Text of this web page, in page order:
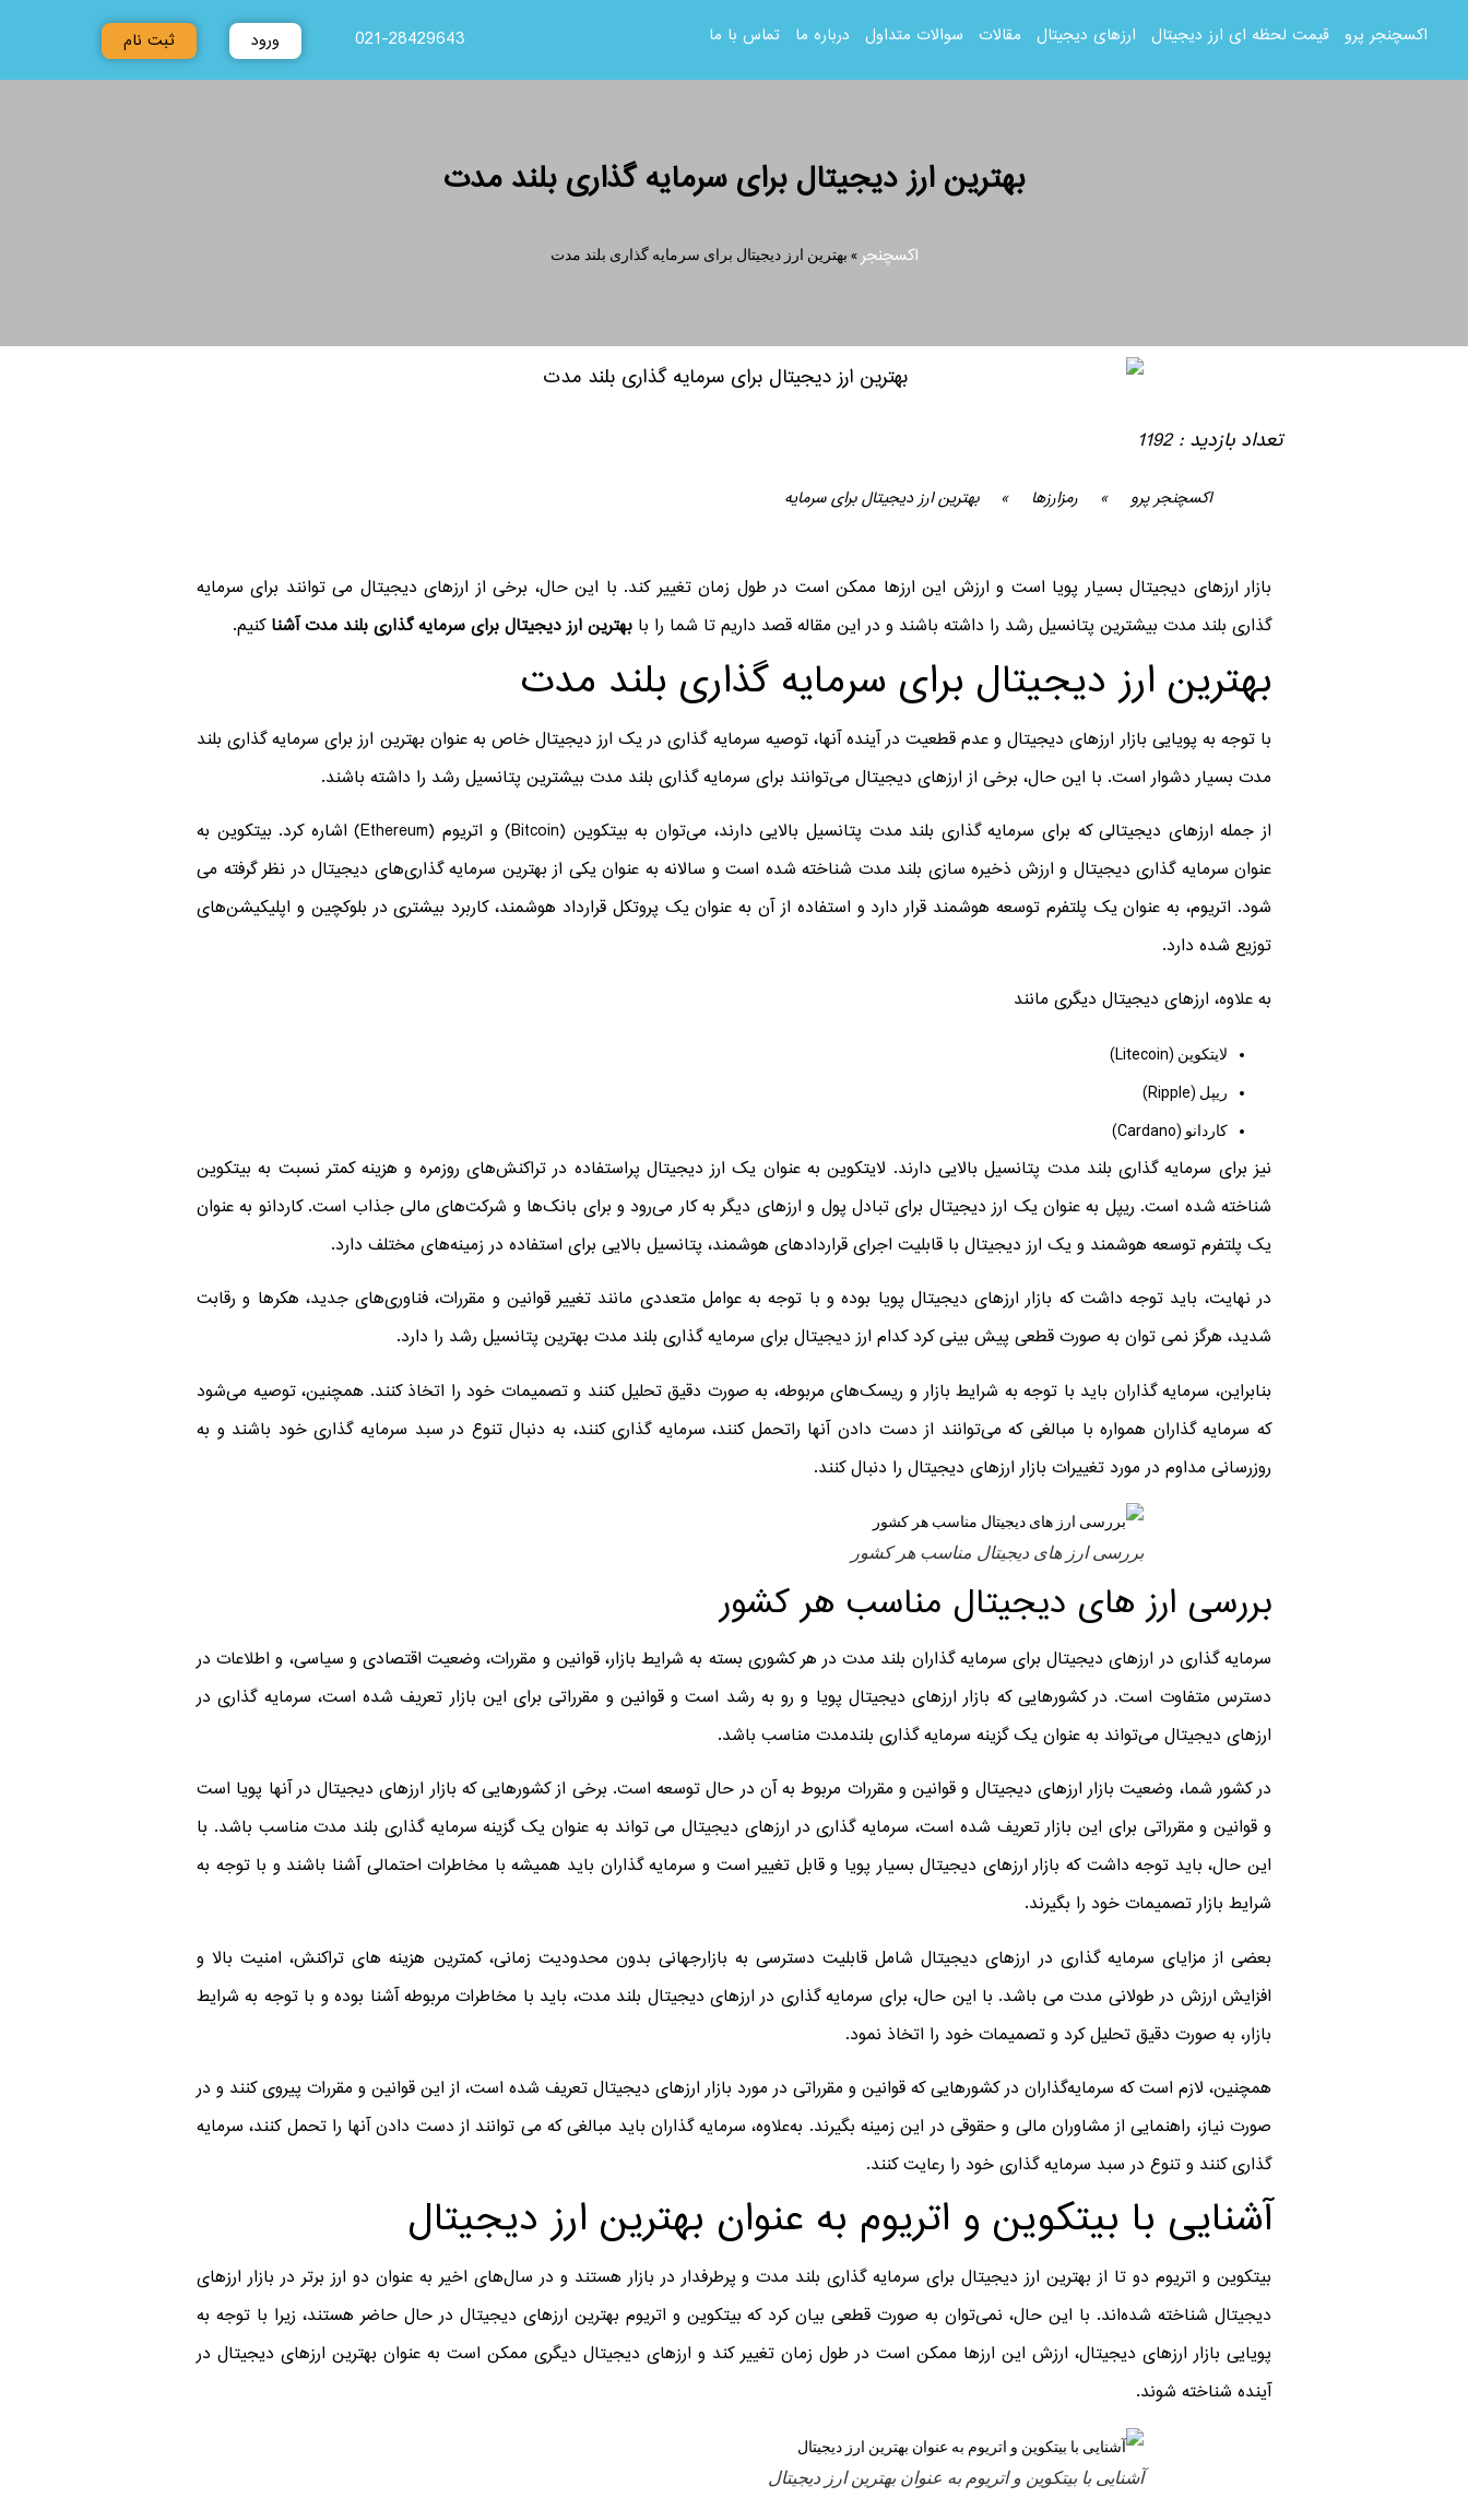
اکسچنجر پرو قیمت لحظه ای ارز دیجیتال ارزهای دیجیتال مقالات سوالات متداول درباره ما تماس با ما 021-28429643 ورود ثبت نام
بهترین ارز دیجیتال برای سرمایه گذاری بلند مدت
اکسچنجر» بهترین ارز دیجیتال برای سرمایه گذاری بلند مدت
تعداد بازدید : 1192
اکسچنجر پرو » رمزارزها » بهترین ارز دیجیتال برای سرمایه
بازار ارزهای دیجیتال بسیار پویا است و ارزش این ارزها ممکن است در طول زمان تغییر کند. با این حال، برخی از ارزهای دیجیتال می ‌توانند برای سرمایه
گذاری بلند مدت بیشترین پتانسیل رشد را داشته باشند و در این مقاله قصد داریم تا شما را با بهترین ارز دیجیتال برای سرمایه گذاری بلند مدتآشناکنیم.
بهترین ارز دیجیتال برای سرمایه گذاری بلند مدت
با توجه به پویایی بازار ارزهای دیجیتال و عدم قطعیت در آینده آنها، توصیه سرمایه گذاری در یک ارز دیجیتال خاص به عنوان بهترین ارز برای سرمایه گذاری بلند
مدت بسیار دشوار است. با این حال، برخی از ارزهای دیجیتال می‌توانند برای سرمایه گذاری بلند مدت بیشترین پتانسیل رشد را داشته باشند.
از جمله ارزهای دیجیتالی که برای سرمایه گذاری بلند مدت پتانسیل بالایی دارند، می‌توان به بیتکوین (Bitcoin) و اتریوم (Ethereum) اشاره کرد. بیتکوین به
عنوان سرمایه گذاری دیجیتال و ارزش ذخیره‌ سازی بلند مدت شناخته شده است و سالانه به عنوان یکی از بهترین سرمایه گذاری‌های دیجیتال در نظر گرفته می‌
شود. اتریوم، به عنوان یک پلتفرم توسعه هوشمند قرار دارد و استفاده از آن به عنوان یک پروتکل قرارداد هوشمند، کاربرد بیشتری در بلوکچین و اپلیکیشن‌های
توزیع شده دارد.
به علاوه، ارزهای دیجیتال دیگری مانند
لایتکوین (Litecoin)
ریپل (Ripple)
کاردانو (Cardano)
نیز برای سرمایه گذاری بلند مدت پتانسیل بالایی دارند. لایتکوین به عنوان یک ارز دیجیتال پراستفاده در تراکنش‌های روزمره و هزینه کمتر نسبت به بیتکوین
شناخته شده است. ریپل به عنوان یک ارز دیجیتال برای تبادل پول و ارزهای دیگر به کار می‌رود و برای بانک‌ها و شرکت‌های مالی جذاب است. کاردانو به عنوان
یک پلتفرم توسعه هوشمند و یک ارز دیجیتال با قابلیت اجرای قراردادهای هوشمند، پتانسیل بالایی برای استفاده در زمینه‌های مختلف دارد.
در نهایت، باید توجه داشت که بازار ارزهای دیجیتال پویا بوده و با توجه به عوامل متعددی مانند تغییر قوانین و مقررات، فناوری‌های جدید، هکرها و رقابت
شدید، هرگز نمی ‌توان به صورت قطعی پیش بینی کرد کدام ارز دیجیتال برای سرمایه گذاری بلند مدت بهترین پتانسیل رشد را دارد.
بنابراین، سرمایه گذاران باید با توجه به شرایط بازار و ریسک‌های مربوطه، به صورت دقیق تحلیل کنند و تصمیمات خود را اتخاذ کنند. همچنین، توصیه می‌شود
که سرمایه گذاران همواره با مبالغی که می‌توانند از دست دادن آنها راتحمل کنند، سرمایه گذاری کنند، به دنبال تنوع در سبد سرمایه گذاری خود باشند و به
روزرسانی مداوم در مورد تغییرات بازار ارزهای دیجیتال را دنبال کنند.
بررسی ارز های دیجیتال مناسب هر کشور
بررسی ارز های دیجیتال مناسب هر کشور
سرمایه گذاری در ارزهای دیجیتال برای سرمایه ‌گذاران بلند مدت در هر کشوری بسته به شرایط بازار، قوانین و مقررات، وضعیت اقتصادی و سیاسی، و اطلاعات در
دسترس متفاوت است. در کشورهایی که بازار ارزهای دیجیتال پویا و رو به رشد است و قوانین و مقرراتی برای این بازار تعریف شده است، سرمایه گذاری در
ارزهای دیجیتال می‌تواند به عنوان یک گزینه سرمایه ‌گذاری بلندمدت مناسب باشد.
در کشور شما، وضعیت بازار ارزهای دیجیتال و قوانین و مقررات مربوط به آن در حال توسعه است. برخی از کشورهایی که بازار ارزهای دیجیتال در آنها پویا است
و قوانین و مقرراتی برای این بازار تعریف شده است، سرمایه گذاری در ارزهای دیجیتال می ‌تواند به عنوان یک گزینه سرمایه‌ گذاری بلند مدت مناسب باشد. با
این حال، باید توجه داشت که بازار ارزهای دیجیتال بسیار پویا و قابل تغییر است و سرمایه گذاران باید همیشه با مخاطرات احتمالی آشنا باشند و با توجه به
شرایط بازار تصمیمات خود را بگیرند.
بعضی از مزایای سرمایه گذاری در ارزهای دیجیتال شامل قابلیت دسترسی به بازارجهانی بدون محدودیت زمانی، کمترین هزینه ‌های تراکنش، امنیت بالا و
افزایش ارزش در طولانی مدت می ‌باشد. با این حال، برای سرمایه ‌گذاری در ارزهای دیجیتال بلند مدت، باید با مخاطرات مربوطه آشنا بوده و با توجه به شرایط
بازار، به صورت دقیق تحلیل کرد و تصمیمات خود را اتخاذ نمود.
همچنین، لازم است که سرمایه‌گذاران در کشورهایی که قوانین و مقرراتی در مورد بازار ارزهای دیجیتال تعریف شده است، از این قوانین و مقررات پیروی کنند و در
صورت نیاز، راهنمایی از مشاوران مالی و حقوقی در این زمینه بگیرند. به‌علاوه، سرمایه ‌گذاران باید مبالغی که می ‌توانند از دست دادن آنها را تحمل کنند، سرمایه
گذاری کنند و تنوع در سبد سرمایه‌ گذاری خود را رعایت کنند.
آشنایی با بیتکوین و اتریوم به عنوان بهترین ارز دیجیتال
بیتکوین و اتریوم دو تا از بهترین ارز دیجیتال برای سرمایه گذاری بلند مدت و پرطرفدار در بازار هستند و در سال‌های اخیر به عنوان دو ارز برتر در بازار ارزهای
دیجیتال شناخته شده‌اند. با این حال، نمی‌توان به صورت قطعی بیان کرد که بیتکوین و اتریوم بهترین ارزهای دیجیتال در حال حاضر هستند، زیرا با توجه به
پویایی بازار ارزهای دیجیتال، ارزش این ارزها ممکن است در طول زمان تغییر کند و ارزهای دیجیتال دیگری ممکن است به عنوان بهترین ارزهای دیجیتال در
آینده شناخته شوند.
آشنایی با بیتکوین و اتریوم به عنوان بهترین ارز دیجیتال